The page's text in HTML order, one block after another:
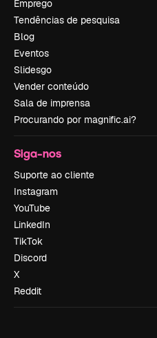
Emprego
Tendências de pesquisa
Blog
Eventos
Slidesgo
Vender conteúdo
Sala de imprensa
Procurando por magnific.ai?
Siga-nos
Suporte ao cliente
Instagram
YouTube
LinkedIn
TikTok
Discord
X
Reddit